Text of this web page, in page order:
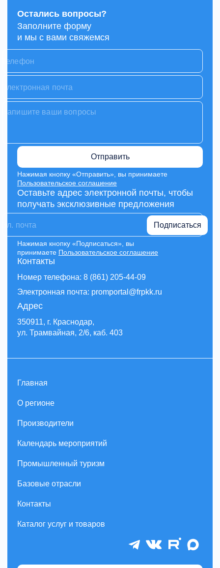
Контакты
Номер телефона: 8 (861) 205-44-09
Электронная почта: promportal@frpkk.ru
Адрес
350911, г. Краснодар,
ул. Трамвайная, 2/6, каб. 403
Остались вопросы?
Заполните форму
и мы с вами свяжемся
Отправить
Нажимая кнопку «Отправить», вы принимаете
Пользовательское соглашение
Оставьте адрес электронной почты, чтобы
получать эксклюзивные предложения
Подписаться
Нажимая кнопку «Подписаться», вы
принимаете Пользовательское соглашение
Главная
О регионе
Производители
Календарь мероприятий
Промышленный туризм
Базовые отрасли
Контакты
Каталог услуг и товаров